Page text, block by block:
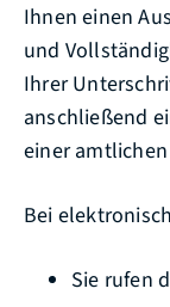
Ihnen einen
und
Ihrer
anschließend
einer
Bei
Sie rufen